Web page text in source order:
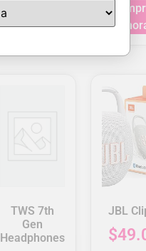
Ahora
TWS 7th
Gen
Headphones
JBL
$